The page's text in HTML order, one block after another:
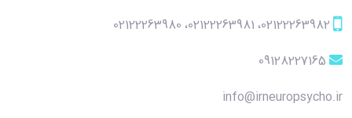
02122263982، 02122263981، 02122263980
09128227165
info@irneuropsycho.ir